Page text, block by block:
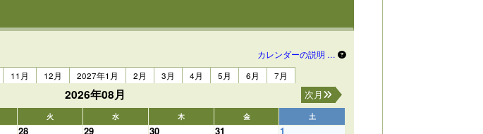
カレンダーの説明 …
11月 12月 2027年1月 2月 3月 4月 5月 6月 7月
2026年08月 次月
火 水 木 金 土
28 29 30 31 1